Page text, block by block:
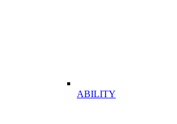
ABILITY